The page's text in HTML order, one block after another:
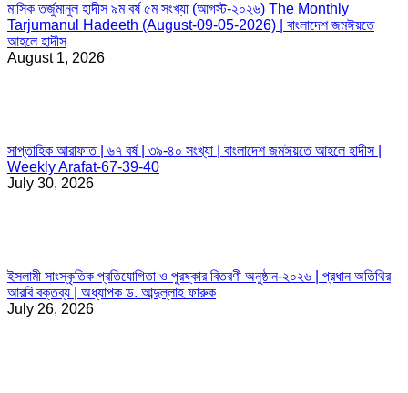
মাসিক তর্জুমানুল হাদীস ৯ম বর্ষ ৫ম সংখ্যা (আগস্ট-২০২৬) The Monthly
Tarjumanul Hadeeth (August-09-05-2026) | বাংলাদেশ জমঈয়তে
আহলে হাদীস
August 1, 2026
সাপ্তাহিক আরাফাত | ৬৭ বর্ষ | ৩৯-৪০ সংখ্যা | বাংলাদেশ জমঈয়তে আহলে হাদীস |
Weekly Arafat-67-39-40
July 30, 2026
ইসলামী সাংস্কৃতিক প্রতিযোগিতা ও পুরষ্কার বিতরণী অনুষ্ঠান-২০২৬ | প্রধান অতিথির
আরবি বক্তব্য | অধ্যাপক ড. আব্দুল্লাহ ফারুক
July 26, 2026